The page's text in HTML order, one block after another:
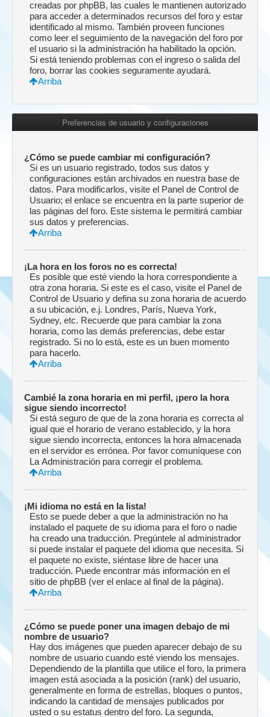
creadas por phpBB, las cuales le mantienen autorizado
para acceder a determinados recursos del foro y estar
identificado al mismo. También proveen funciones
como leer el seguimiento de la navegación del foro por
el usuario si la administración ha habilitado la opción.
Si está teniendo problemas con el ingreso o salida del
foro, borrar las cookies seguramente ayudará.
Arriba
Preferencias de usuario y configuraciones
¿Cómo se puede cambiar mi configuración?
Si es un usuario registrado, todos sus datos y
configuraciones están archivados en nuestra base de
datos. Para modificarlos, visite el Panel de Control de
Usuario; el enlace se encuentra en la parte superior de
las páginas del foro. Este sistema le permitirá cambiar
sus datos y preferencias.
Arriba
¡La hora en los foros no es correcta!
Es posible que esté viendo la hora correspondiente a
otra zona horaria. Si este es el caso, visite el Panel de
Control de Usuario y defina su zona horaria de acuerdo
a su ubicación, e.j. Londres, París, Nueva York,
Sydney, etc. Recuerde que para cambiar la zona
horaria, como las demás preferencias, debe estar
registrado. Si no lo está, este es un buen momento
para hacerlo.
Arriba
Cambié la zona horaria en mi perfil, ¡pero la hora
sigue siendo incorrecto!
Si está seguro de que de la zona horaria es correcta al
igual que el horario de verano establecido, y la hora
sigue siendo incorrecta, entonces la hora almacenada
en el servidor es errónea. Por favor comuníquese con
La Administración para corregir el problema.
Arriba
¡Mi idioma no está en la lista!
Esto se puede deber a que la administración no ha
instalado el paquete de su idioma para el foro o nadie
ha creado una traducción. Pregúntele al administrador
si puede instalar el paquete del idioma que necesita. Si
el paquete no existe, siéntase libre de hacer una
traducción. Puede encontrar más información en el
sitio de phpBB (ver el enlace al final de la página).
Arriba
¿Cómo se puede poner una imagen debajo de mi
nombre de usuario?
Hay dos imágenes que pueden aparecer debajo de su
nombre de usuario cuando esté viendo los mensajes.
Dependiendo de la plantilla que utilice el foro, la primera
imagen está asociada a la posición (rank) del usuario,
generalmente en forma de estrellas, bloques o puntos,
indicando la cantidad de mensajes publicados por
usted o su estatus dentro del foro. La segunda,